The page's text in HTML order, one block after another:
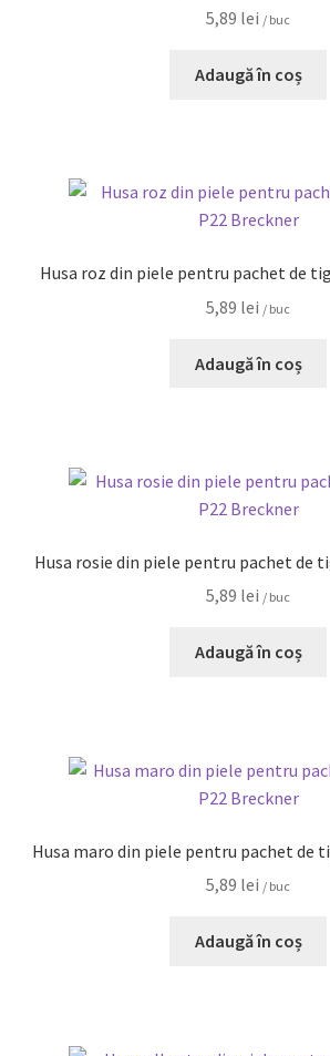
5,89 lei / buc
Adaugă în coș
Husa roz din piele pentru pachet de
5,89 lei / buc
Adaugă în coș
Husa rosie din piele pentru pachet de
5,89 lei / buc
Adaugă în coș
Husa maro din piele pentru pachet de
5,89 lei / buc
Adaugă în coș